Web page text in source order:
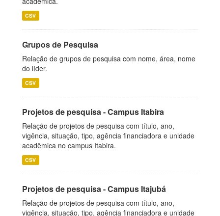
CSV
Grupos de Pesquisa
Relação de grupos de pesquisa com nome, área, nome
do líder.
CSV
Projetos de pesquisa - Campus Itabira
Relação de projetos de pesquisa com título, ano,
vigência, situação, tipo, agência financiadora e unidade
acadêmica no campus Itabira.
CSV
Projetos de pesquisa - Campus Itajubá
Relação de projetos de pesquisa com título, ano,
vigência, situação, tipo, agência financiadora e unidade